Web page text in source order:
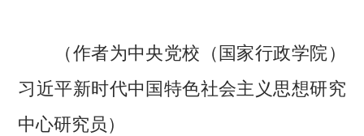
（作者为中央党校（国家行政学院）
习近平新时代中国特色社会主义思想研究
中心研究员）